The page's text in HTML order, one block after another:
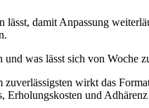
damit Anpassung
was lässt sich von Woche
wirkt das
und